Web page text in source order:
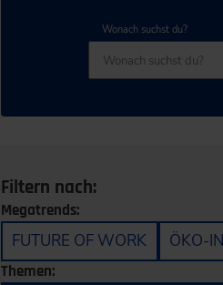
Wonach suchst du?
Filtern nach:
Megatrends:
FUTURE OF WORK ÖKO-
Themen: